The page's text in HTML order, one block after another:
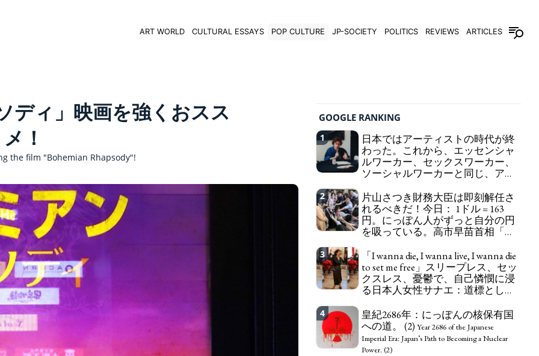
ART WORLD CULTURAL ESSAYS POP CULTURE JP-SOCIETY POLITICS REVIEWS ARTICLES
ディ」映画を強くおスス
メ！
the film "Bohemian Rhapsody"!
GOOGLE RANKING
1
日本ではアーティストの時代が終
わった。これから、エッセンシャ
ルワーカー、セックスワーカー、
ソーシャルワーカーと同じ、アー
in Japan the word "artist" into the word "Art
Worker" (similar to "Essential Worker", "Sex Worker"
or "Social Worker")
2
片山さつき財務大臣は即刻解任さ
れるべきだ！今日： 1ドル = 163
円。にっぽん人がずっと自分の円
を吸っている。高市早苗首相「円
ットを強調Finance Minister KATAYAMA
Satsuki should be fired immediately! Today: 1 US$ =
163 Yen. The Japanese Have Long Been Draining
Their Own Yen. Prime Minister TAKAICHI
Fund Special Account happy" - Emphasising the
benefits of the exchange rate
3
「I wanna die, I wanna live, I wanna die
to set me free」スリープレス、セッ
クスレス、憂鬱で、自己憐憫に浸
る日本人女性サナエ：道標として
die to set me free" - Sanae, a Japanese woman who
is sleepless, sexless, depressive and wallowing in
self-pity: destruction as a guidepost.
4
皇紀2686年：にっぽんの核保有国
への道。 (2) Year 2686 of the Japanese
Imperial Era: Japan’s Path to Becoming a Nuclear
Power. (2)